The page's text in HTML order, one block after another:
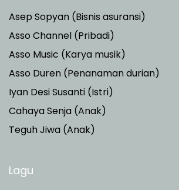
Asep Sopyan (Bisnis asuransi)
Asso Channel (Pribadi)
Asso Music (Karya musik)
Asso Duren (Penanaman durian)
Iyan Desi Susanti (Istri)
Cahaya Senja (Anak)
Teguh Jiwa (Anak)
Lagu